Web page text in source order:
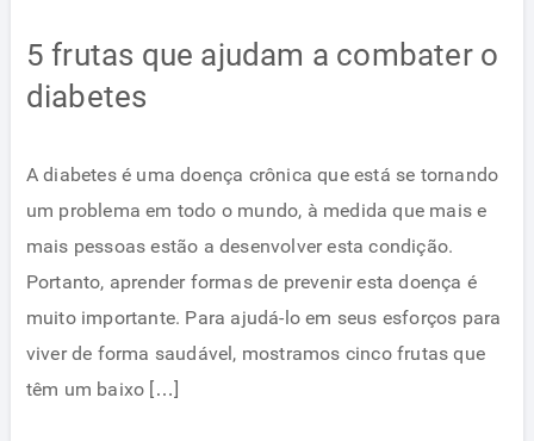
5 frutas que ajudam a combater o
diabetes
A diabetes é uma doença crônica que está se tornando
um problema em todo o mundo, à medida que mais e
mais pessoas estão a desenvolver esta condição.
Portanto, aprender formas de prevenir esta doença é
muito importante. Para ajudá-lo em seus esforços para
viver de forma saudável, mostramos cinco frutas que
têm um baixo […]